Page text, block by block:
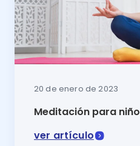
20 de enero de 2023
Meditación para
ver artículo